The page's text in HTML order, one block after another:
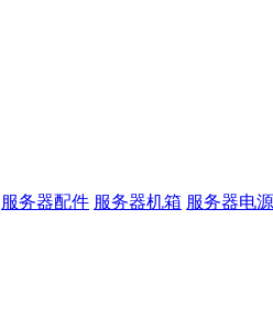
服务器配件 服务器机箱 服务器电源